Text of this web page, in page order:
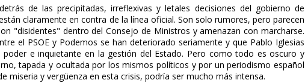
de las precipitadas, irreflexivas y letales decisiones del gobierno de
claramente en contra de la línea oficial. Son solo rumores, pero parecen
"disidentes" dentro del Consejo de Ministros y amenazan con marcharse.
el PSOE y Podemos se han deteriorado seriamente y que Pablo Iglesias
e inquietante en la gestión del Estado. Pero como todo es oscuro y
tapada y ocultada por los mismos políticos y por un periodismo español
miseria y vergüenza en esta crisis, podría ser mucho más intensa.